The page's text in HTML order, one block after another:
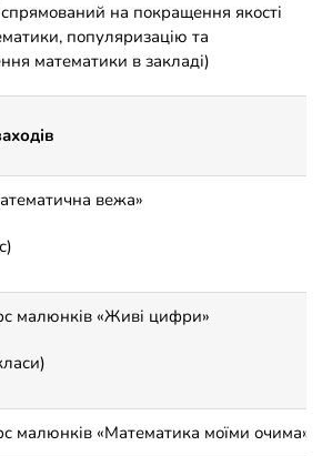
РОБОТА
спрямований на покращення якості
популяризацію та
математики в закладі)
вежа»
малюнків «Живі цифри»
малюнків «Математика моїми очима»